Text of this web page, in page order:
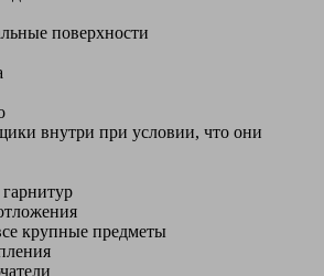
поверхности
внутри при условии, что они
крупные предметы